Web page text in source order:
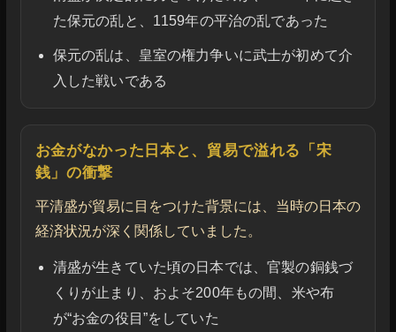
た保元の乱と、1159年の平治の乱であった
保元の乱は、皇室の権力争いに武士が初めて介
入した戦いである
お金がなかった日本と、貿易で溢れる「宋
銭」の衝撃
平清盛が貿易に目をつけた背景には、当時の日本の
経済状況が深く関係していました。
清盛が生きていた頃の日本では、官製の銅銭づ
くりが止まり、およそ200年もの間、米や布
が“お金の役目”をしていた